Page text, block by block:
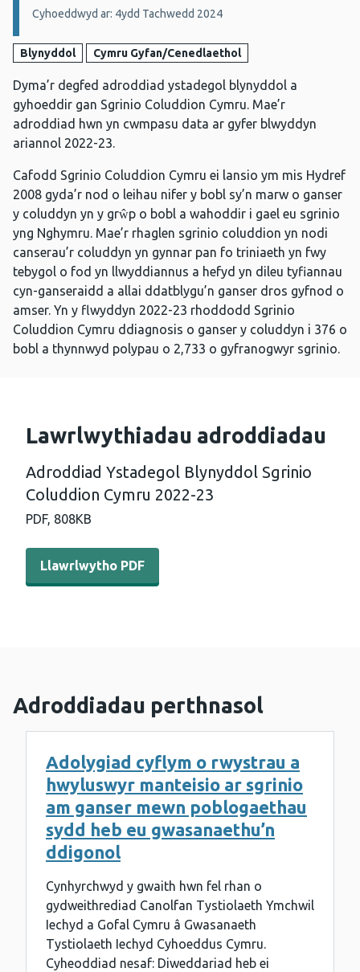
Manylion:
Cyhoeddwyd ar: 4ydd Tachwedd 2024
Blynyddol Cymru Gyfan/Cenedlaethol
Dyma’r degfed adroddiad ystadegol blynyddol a
gyhoeddir gan Sgrinio Coluddion Cymru. Mae’r
adroddiad hwn yn cwmpasu data ar gyfer blwyddyn
ariannol 2022-23.
Cafodd Sgrinio Coluddion Cymru ei lansio ym mis Hydref
2008 gyda’r nod o leihau nifer y bobl sy’n marw o ganser
y coluddyn yn y grŵp o bobl a wahoddir i gael eu sgrinio
yng Nghymru. Mae’r rhaglen sgrinio coluddion yn nodi
canserau’r coluddyn yn gynnar pan fo triniaeth yn fwy
tebygol o fod yn llwyddiannus a hefyd yn dileu tyfiannau
cyn-ganseraidd a allai ddatblygu’n ganser dros gyfnod o
amser. Yn y flwyddyn 2022-23 rhoddodd Sgrinio
Coluddion Cymru ddiagnosis o ganser y coluddyn i 376 o
bobl a thynnwyd polypau o 2,733 o gyfranogwyr sgrinio.
Lawrlwythiadau adroddiadau
Adroddiad Ystadegol Blynyddol Sgrinio
Coluddion Cymru 2022-23
PDF, 808KB
Llawrlwytho PDF - Adroddiad Ystadegol Blynyddol
Llawrlwytho PDF
Adroddiadau perthnasol
Adolygiad cyflym o rwystrau a
hwyluswyr manteisio ar sgrinio
am ganser mewn poblogaethau
sydd heb eu gwasanaethu’n
ddigonol
Cynhyrchwyd y gwaith hwn fel rhan o
gydweithrediad Canolfan Tystiolaeth Ymchwil
Iechyd a Gofal Cymru â Gwasanaeth
Tystiolaeth Iechyd Cyhoeddus Cymru.
Cyheoddiad nesaf: Diweddariad heb ei